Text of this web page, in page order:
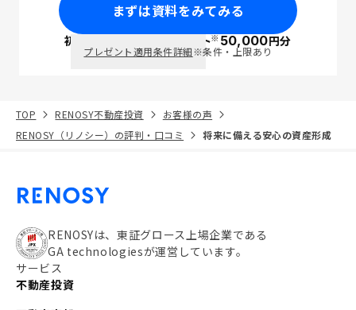
まずは資料をみてみる
初回面談で ポイント※50,000円分
プレゼント適用条件詳細※条件・上限あり
TOP RENOSY不動産投資
お客様の声
RENOSY（リノシー）の評判・口コミ
将来に備える安心の資産形成
RENOSYは、東証グロース上場企業である
GA technologiesが運営しています。
サービス
不動産投資